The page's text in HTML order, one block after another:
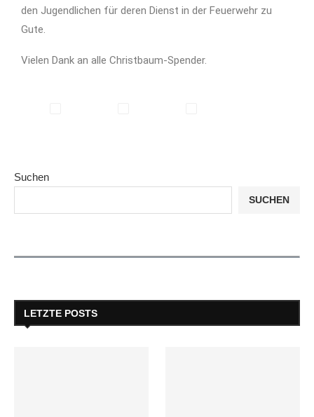
den Jugendlichen für deren Dienst in der Feuerwehr zu
Gute.
Vielen Dank an alle Christbaum-Spender.
Suchen
SUCHEN
LETZTE POSTS